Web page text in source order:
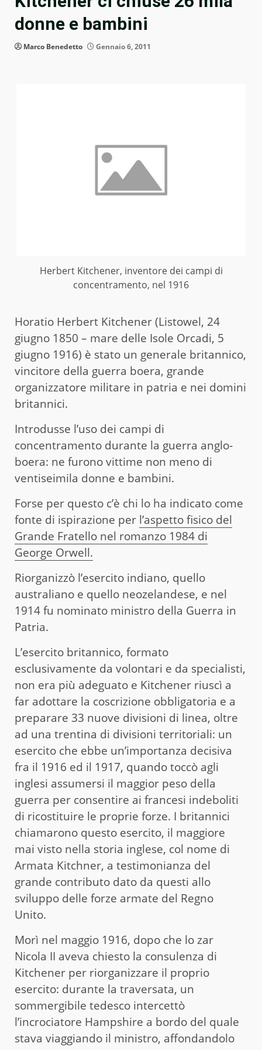
donne e bambini
Marco Benedetto Gennaio 6, 2011
Herbert Kitchener, inventore dei campi di
concentramento, nel 1916
Horatio Herbert Kitchener (Listowel, 24
giugno 1850 – mare delle Isole Orcadi, 5
giugno 1916) è stato un generale britannico,
vincitore della guerra boera, grande
organizzatore militare in patria e nei domini
britannici.
Introdusse l’uso dei campi di
concentramento durante la guerra anglo-
boera: ne furono vittime non meno di
ventiseimila donne e bambini.
Forse per questo c’è chi lo ha indicato come
fonte di ispirazione per l’aspetto fisico del
Grande Fratello nel romanzo 1984 di
George Orwell.
Riorganizzò l’esercito indiano, quello
australiano e quello neozelandese, e nel
1914 fu nominato ministro della Guerra in
Patria.
L’esercito britannico, formato
esclusivamente da volontari e da specialisti,
non era più adeguato e Kitchener riuscì a
far adottare la coscrizione obbligatoria e a
preparare 33 nuove divisioni di linea, oltre
ad una trentina di divisioni territoriali: un
esercito che ebbe un’importanza decisiva
fra il 1916 ed il 1917, quando toccò agli
inglesi assumersi il maggior peso della
guerra per consentire ai francesi indeboliti
di ricostituire le proprie forze. I britannici
chiamarono questo esercito, il maggiore
mai visto nella storia inglese, col nome di
Armata Kitchner, a testimonianza del
grande contributo dato da questi allo
sviluppo delle forze armate del Regno
Unito.
Morì nel maggio 1916, dopo che lo zar
Nicola II aveva chiesto la consulenza di
Kitchener per riorganizzare il proprio
esercito: durante la traversata, un
sommergibile tedesco intercettò
l’incrociatore Hampshire a bordo del quale
stava viaggiando il ministro, affondandolo